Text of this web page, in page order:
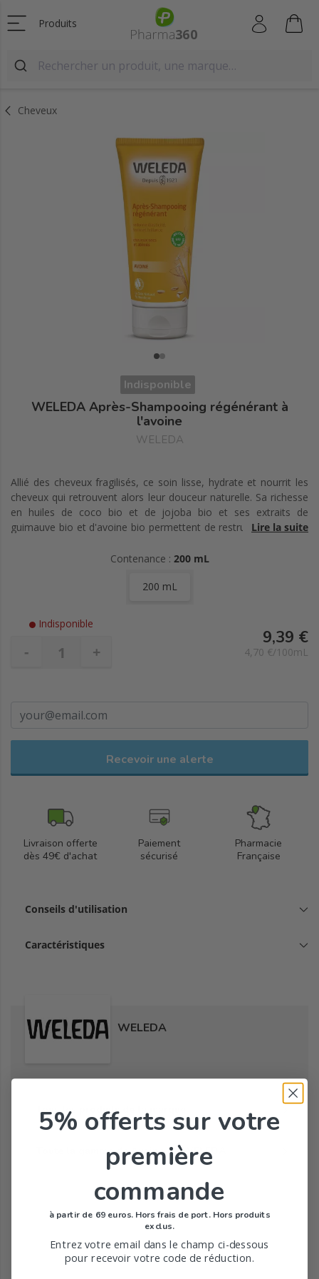
Produits
Cheveux
Indisponible
WELEDA Après-Shampooing régénérant à
l'avoine
WELEDA
Allié des cheveux fragilisés, ce soin lisse, hydrate et nourrit les
cheveux qui retrouvent alors leur douceur naturelle. Sa richesse
en huiles de coco bio et de jojoba bio et ses extraits de
guimauve bio et d'avoine bio permettent de restructurer la fibre
Lire la suite
Contenance : 200 mL
200 mL
Indisponible
- +
9,39 €
4,70 €/100mL
Recevoir une alerte
Livraison offerte
dès 49€ d'achat
Paiement
sécurisé
Pharmacie
Française
Conseils d'utilisation
Caractéristiques
WELEDA
Tous les produits de la marque
Toute la gamme de Avoine de WELEDA
5% offerts sur votre
première
commande
à partir de 69 euros. Hors frais de port. Hors produits
exclus.
Entrez votre email dans le champ ci-dessous
pour recevoir votre code de réduction.